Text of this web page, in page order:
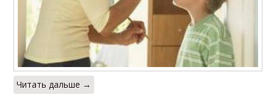
Читать дальше →